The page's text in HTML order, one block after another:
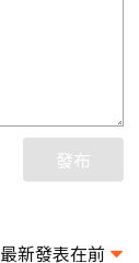
發布
最新發表在前